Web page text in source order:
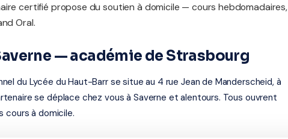
certifié propose du soutien à domicile — cours hebdomadaires,
Oral.
— académie de Strasbourg
du Lycée du Haut-Barr se situe au 4 rue Jean de Manderscheid, à
se déplace chez vous à Saverne et alentours. Tous ouvrent
cours à domicile.